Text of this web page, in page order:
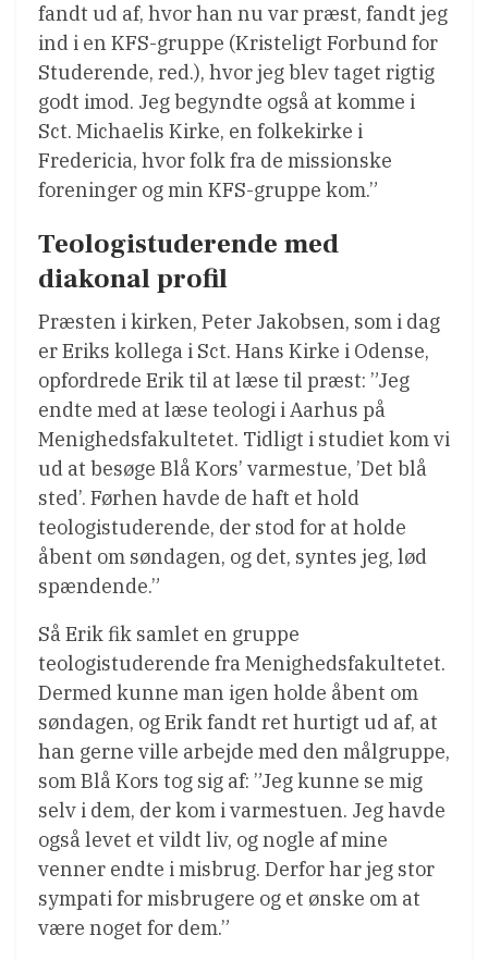
fandt ud af, hvor han nu var præst, fandt jeg
ind i en KFS-gruppe (Kristeligt Forbund for
Studerende, red.), hvor jeg blev taget rigtig
godt imod. Jeg begyndte også at komme i
Sct. Michaelis Kirke, en folkekirke i
Fredericia, hvor folk fra de missionske
foreninger og min KFS-gruppe kom.”
Teologistuderende med
diakonal profil
Præsten i kirken, Peter Jakobsen, som i dag
er Eriks kollega i Sct. Hans Kirke i Odense,
opfordrede Erik til at læse til præst: ”Jeg
endte med at læse teologi i Aarhus på
Menighedsfakultetet. Tidligt i studiet kom vi
ud at besøge Blå Kors’ varmestue, ’Det blå
sted’. Førhen havde de haft et hold
teologistuderende, der stod for at holde
åbent om søndagen, og det, syntes jeg, lød
spændende.”
Så Erik fik samlet en gruppe
teologistuderende fra Menighedsfakultetet.
Dermed kunne man igen holde åbent om
søndagen, og Erik fandt ret hurtigt ud af, at
han gerne ville arbejde med den målgruppe,
som Blå Kors tog sig af: ”Jeg kunne se mig
selv i dem, der kom i varmestuen. Jeg havde
også levet et vildt liv, og nogle af mine
venner endte i misbrug. Derfor har jeg stor
sympati for misbrugere og et ønske om at
være noget for dem.”